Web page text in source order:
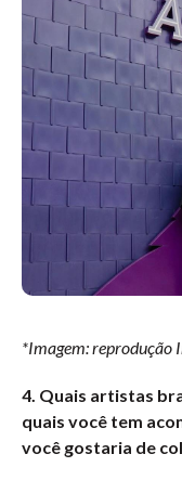
*Imagem: reprodução
4. Quais artistas
quais você tem
você gostaria de